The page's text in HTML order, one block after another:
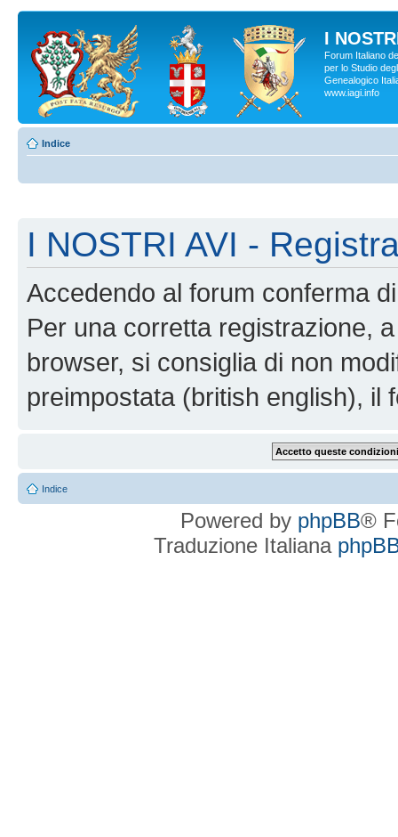
I
Forum Italiano
per lo Studio
Genealogico
www.iagi.info
Indice
I NOSTRI AVI -
Accedendo al forum conferma
Per una corretta registrazione,
browser, si consiglia di non
preimpostata (british english), il
Indice
Powered by phpBB®
Traduzione Italiana